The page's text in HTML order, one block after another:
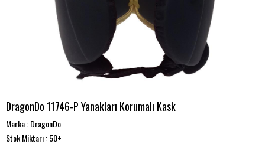
DragonDo 11746-P Yanakları Korumalı Kask
Marka:DragonDo
Stok Miktarı: